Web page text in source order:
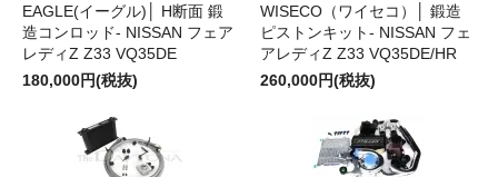
EAGLE(イーグル)│ H断面 鍛
造コンロッド- NISSAN フェア
レディZ Z33 VQ35DE
180,000円(税抜)
WISECO（ワイセコ）│ 鍛造
ピストンキット- NISSAN フェ
アレディZ Z33 VQ35DE/HR
260,000円(税抜)